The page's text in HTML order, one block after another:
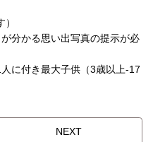
分かる思い出写真の提示が必
に付き最大子供（3歳以上-17
NEXT